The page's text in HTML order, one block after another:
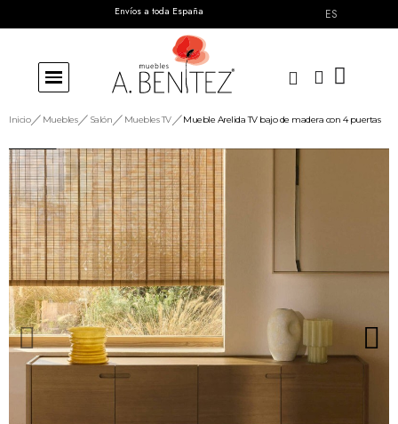
Envíos a toda España ES
Inicio Muebles Salón Muebles TV Mueble Arelida TV bajo de madera con 4 puertas